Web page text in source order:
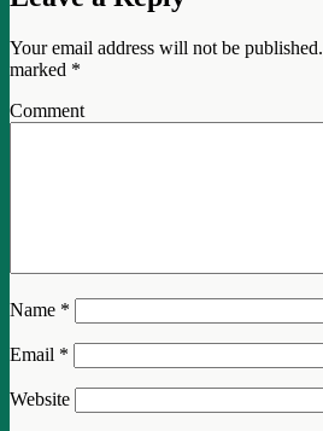
Your email address will not be published.
marked *
Comment
Name *
Email *
Website